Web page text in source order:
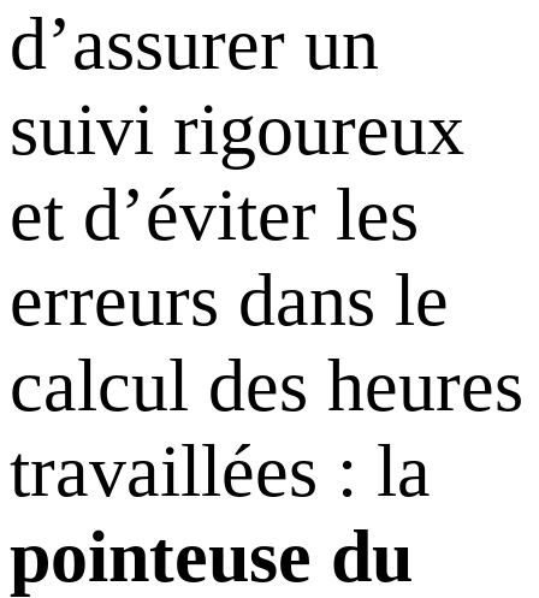
d’assurer un
suivi rigoureux
et d’éviter les
erreurs dans le
calcul des heures
travaillées : la
pointeuse du